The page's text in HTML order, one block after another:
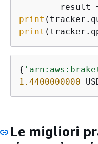
result
print
print
{
1.4400000000
Le migliori